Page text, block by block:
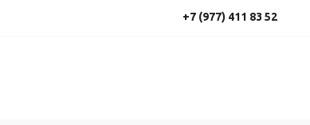
+7 (977) 411 83 52